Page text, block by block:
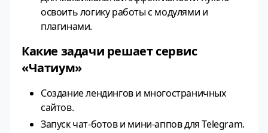
освоить логику работы с модулями и
плагинами.
Какие задачи решает сервис
«Чатиум»
Создание лендингов и многостраничных
сайтов.
Запуск чат‑ботов и мини‑аппов для Telegram.